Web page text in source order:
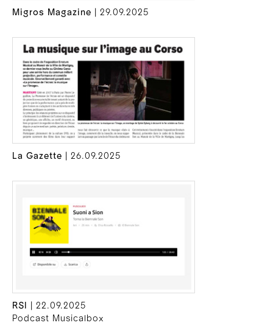
Migros Magazine | 29.09.2025
La Gazette | 26.09.2025
RSI
| 22.09.2025
Podcast Musicalbox